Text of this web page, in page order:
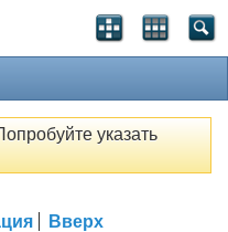
указать
Вверх